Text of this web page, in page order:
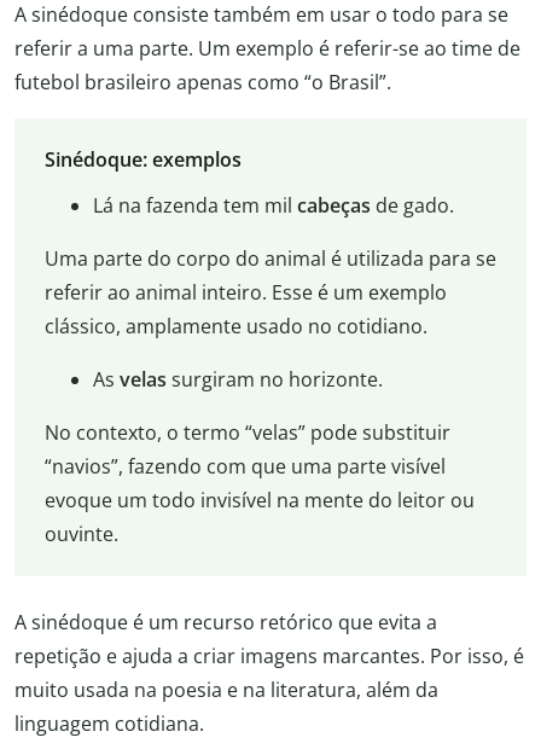
A sinédoque consiste também em usar o todo para se
referir a uma parte. Um exemplo é referir-se ao time de
futebol brasileiro apenas como “o Brasil”.
Sinédoque: exemplos
Lá na fazenda tem mil cabeças de gado.
Uma parte do corpo do animal é utilizada para se
referir ao animal inteiro. Esse é um exemplo
clássico, amplamente usado no cotidiano.
As velas surgiram no horizonte.
No contexto, o termo “velas” pode substituir
“navios”, fazendo com que uma parte visível
evoque um todo invisível na mente do leitor ou
ouvinte.
A sinédoque é um recurso retórico que evita a
repetição e ajuda a criar imagens marcantes. Por isso, é
muito usada na poesia e na literatura, além da
linguagem cotidiana.